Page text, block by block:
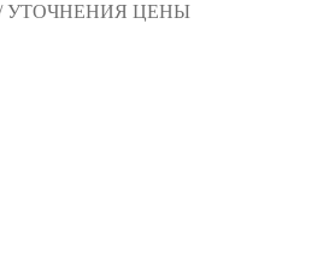
УТОЧНЕНИЯ ЦЕНЫ